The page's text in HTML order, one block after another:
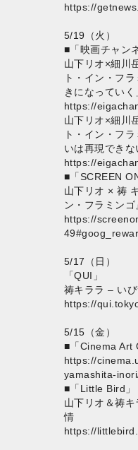
https://
5/19（火）
■「映画チャン
山下リオ×細川
ト・イン・フ
きになっていく
https://
山下リオ×細川
ト・イン・フ
いは再現できな
https://
■「SCREEN
山下リオ × 祷
ン・フラミン
https://
5/17（日）
「QUI」
祷キララ – い
https://
5/15（金）
■「Cinema Art
https://
yamashita-
■「Little Bird」
山下リオ＆祷
情
https://